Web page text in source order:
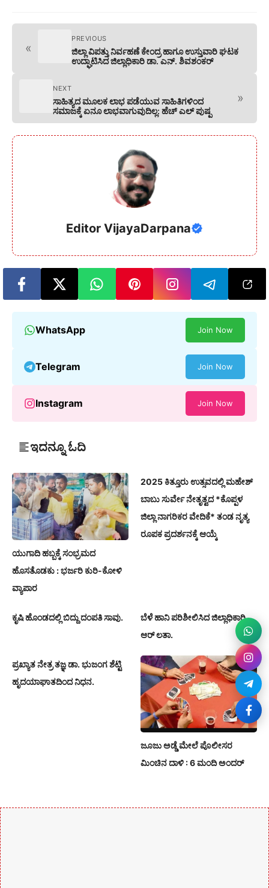
«
PREVIOUS
ಜಿಲ್ಲಾ ವಿಪತ್ತು ನಿರ್ವಹಣೆ ಕೇಂದ್ರ ಹಾಗೂ ಉಸ್ತುವಾರಿ ಘಟಕ
ಉದ್ಘಾಟಿಸಿದ ಜಿಲ್ಲಾಧಿಕಾರಿ ಡಾ. ಎನ್. ಶಿವಶಂಕರ್
NEXT
ಸಾಹಿತ್ಯದ ಮೂಲಕ ಲಾಭ ಪಡೆಯುವ ಸಾಹಿತಿಗಳಿಂದ
ಸಮಾಜಕ್ಕೆ ಏನೂ ಲಾಭವಾಗುವುದಿಲ್ಲ: ಹೆಚ್ ಎಲ್ ಪುಷ್ಪ
»
Editor VijayaDarpana
WhatsApp Join Now
Telegram Join Now
Instagram Join Now
ಇದನ್ನೂ ಓದಿ
ಯುಗಾದಿ ಹಬ್ಬಕ್ಕೆ ಸಂಭ್ರಮದ
ಹೊಸತೊಡಕು : ಭರ್ಜರಿ ಕುರಿ-ಕೋಳಿ
ವ್ಯಾಪಾರ
2025 ಕಿತ್ತೂರು ಉತ್ಸವದಲ್ಲಿ ಮಹೇಶ್
ಬಾಬು ಸುರ್ವೇ ನೇತೃತ್ವದ *ಕೊಪ್ಪಳ
ಜಿಲ್ಲಾ ನಾಗರಿಕರ ವೇದಿಕೆ* ತಂಡ ನೃತ್ಯ
ರೂಪಕ ಪ್ರದರ್ಶನಕ್ಕೆ ಆಯ್ಕೆ
ಕೃಷಿ ಹೊಂಡದಲ್ಲಿ ಬಿದ್ದು ದಂಪತಿ ಸಾವು.
ಬೆಳೆ ಹಾನಿ ಪರಿಶೀಲಿಸಿದ ಜಿಲ್ಲಾಧಿಕಾರಿ
ಆರ್ ಲತಾ.
ಪ್ರಖ್ಯಾತ ನೇತ್ರ ತಜ್ಞ ಡಾ. ಭುಜಂಗ ಶೆಟ್ಟಿ
ಹೃದಯಾಘಾತದಿಂದ ನಿಧನ.
ಜೂಜು ಅಡ್ಡೆ ಮೇಲೆ ಪೊಲೀಸರ
ಮಿಂಚಿನ ದಾಳಿ : 6 ಮಂದಿ ಅಂದರ್